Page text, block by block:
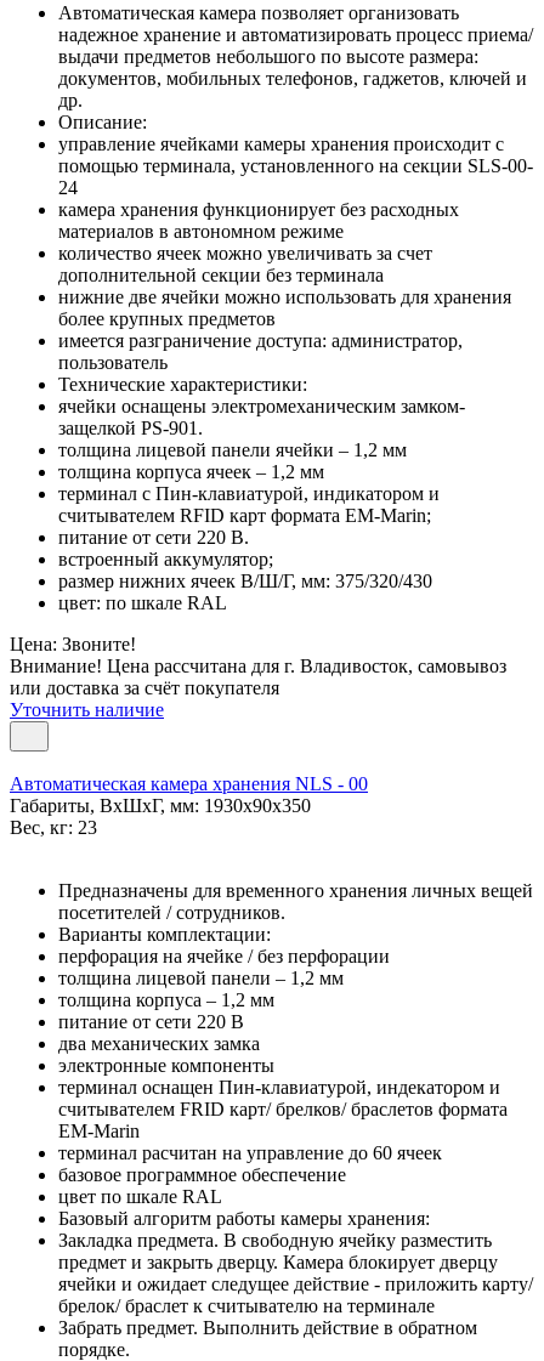
Автоматическая камера позволяет организовать
надежное хранение и автоматизировать процесс приема/
выдачи предметов небольшого по высоте размера:
документов, мобильных телефонов, гаджетов, ключей и
др.
Описание:
управление ячейками камеры хранения происходит с
помощью терминала, установленного на секции SLS-00-
24
камера хранения функционирует без расходных
материалов в автономном режиме
количество ячеек можно увеличивать за счет
дополнительной секции без терминала
нижние две ячейки можно использовать для хранения
более крупных предметов
имеется разграничение доступа: администратор,
пользователь
Технические характеристики:
ячейки оснащены электромеханическим замком-
защелкой PS-901.
толщина лицевой панели ячейки – 1,2 мм
толщина корпуса ячеек – 1,2 мм
терминал с Пин-клавиатурой, индикатором и
считывателем RFID карт формата EM-Marin;
питание от сети 220 В.
встроенный аккумулятор;
размер нижних ячеек В/Ш/Г, мм: 375/320/430
цвет: по шкале RAL
Цена: Звоните!
Внимание! Цена рассчитана для г. Владивосток, самовывоз
или доставка за счёт покупателя
Уточнить наличие
Автоматическая камера хранения NLS - 00
Габариты, ВxШxГ, мм: 1930x90x350
Вес, кг: 23
Предназначены для временного хранения личных вещей
посетителей / сотрудников.
Варианты комплектации:
перфорация на ячейке / без перфорации
толщина лицевой панели – 1,2 мм
толщина корпуса – 1,2 мм
питание от сети 220 В
два механических замка
электронные компоненты
терминал оснащен Пин-клавиатурой, индекатором и
считывателем FRID карт/ брелков/ браслетов формата
EM-Marin
терминал расчитан на управление до 60 ячеек
базовое программное обеспечение
цвет по шкале RAL
Базовый алгоритм работы камеры хранения:
Закладка предмета. В свободную ячейку разместить
предмет и закрыть дверцу. Камера блокирует дверцу
ячейки и ожидает следущее действие - приложить карту/
брелок/ браслет к считывателю на терминале
Забрать предмет. Выполнить действие в обратном
порядке.